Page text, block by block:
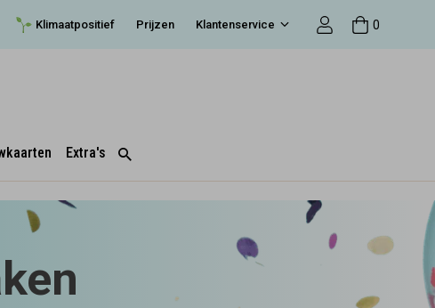
Klimaatpositief Prijzen Klantenservice 0
Extra's